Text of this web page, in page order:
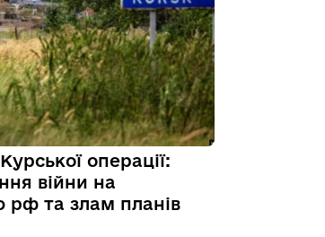
операції:
війни на
рф та злам планів